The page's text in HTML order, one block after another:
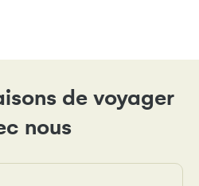
de voyager
nous